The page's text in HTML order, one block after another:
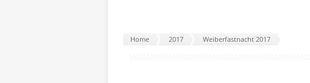
Home 2017 Weiberfastnacht 2017